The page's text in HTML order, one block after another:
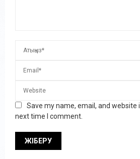
Save my name, email, and
next time I comment.